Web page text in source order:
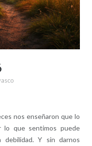
nos enseñaron que lo
lo que sentimos puede
debilidad. Y sin darnos